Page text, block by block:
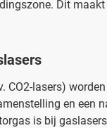
Dit
CO2-lasers)
en een
is bij